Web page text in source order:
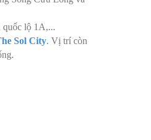
quốc lộ 1A,...
Sol City. Vị trí còn